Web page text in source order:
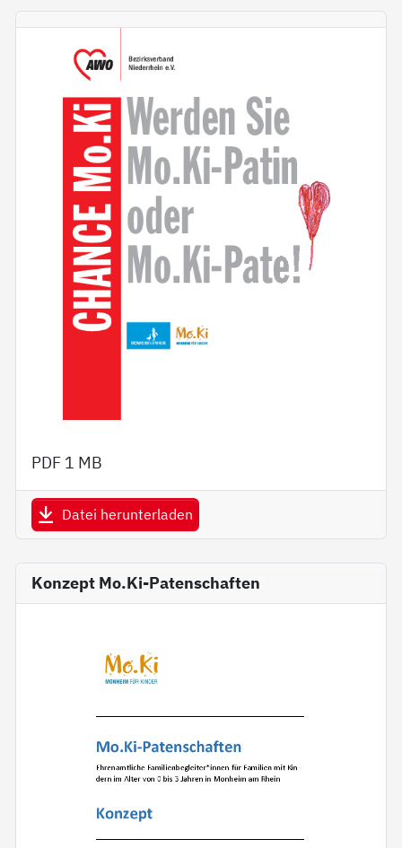
PDF 1 MB
Datei herunterladen
Konzept Mo.Ki-Patenschaften